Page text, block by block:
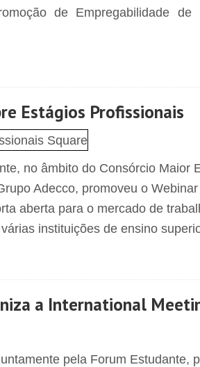
de Empregabilidade de
Estágios Profissionais
no âmbito do Consórcio Maior
Adecco, promoveu o
aberta para o mercado de
instituições de ensino
a International
pela Forum Estudante,